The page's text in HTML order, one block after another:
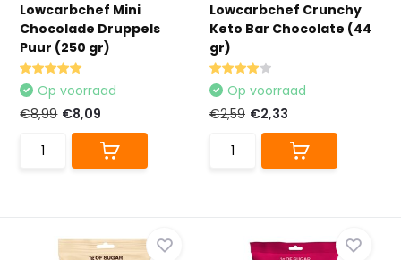
Lowcarbchef Mini
Chocolade Druppels
Puur (250 gr)
Op voorraad
€8,99 €8,09
Lowcarbchef Crunchy
Keto Bar Chocolate (44
gr)
Op voorraad
€2,59 €2,33